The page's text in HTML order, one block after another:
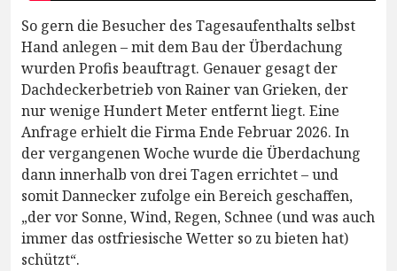
So gern die Besucher des Tagesaufenthalts selbst
Hand anlegen – mit dem Bau der Überdachung
wurden Profis beauftragt. Genauer gesagt der
Dachdeckerbetrieb von Rainer van Grieken, der
nur wenige Hundert Meter entfernt liegt. Eine
Anfrage erhielt die Firma Ende Februar 2026. In
der vergangenen Woche wurde die Überdachung
dann innerhalb von drei Tagen errichtet – und
somit Dannecker zufolge ein Bereich geschaffen,
„der vor Sonne, Wind, Regen, Schnee (und was auch
immer das ostfriesische Wetter so zu bieten hat)
schützt“.